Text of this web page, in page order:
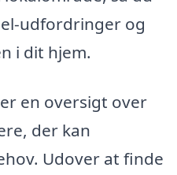
udfordringer og
i dit hjem.
en oversigt over
der kan
Udover at finde